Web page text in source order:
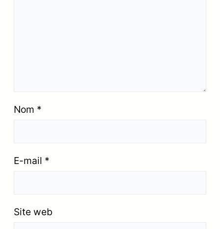
Nom *
E-mail *
Site web